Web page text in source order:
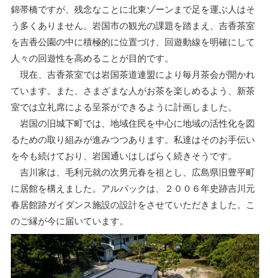
錦帯橋ですが、残念なことに北東ゾーンまで足を運ぶ人はそ
う多くありません。岩国市の観光の課題を踏まえ、吉香茶室
を吉香公園の中に積極的に位置づけ、回遊動線を明確にして
人々の回遊性を高めることが目的です。
現在、吉香茶室では岩国茶道連盟により毎月茶会が開かれ
ています。また、さまざまな人がお茶を楽しめるよう、新茶
室では立礼席による呈茶ができるように計画しました。
岩国の旧城下町では、地域住民を中心に地域の活性化を図
るための取り組みが進みつつあります。私達はそのお手伝い
を今も続けており、岩国通いはしばらく続きそうです。
吉川家は、毛利元就の次男元春を祖とし、広島県旧豊平町
に居館を構えました。アルパックは、２００６年史跡吉川元
春居館跡ガイダンス施設の設計をさせていただきました。こ
のご縁が今に届いています。